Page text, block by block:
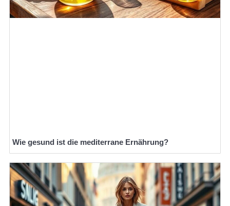
Wie gesund ist die mediterrane Ernährung?